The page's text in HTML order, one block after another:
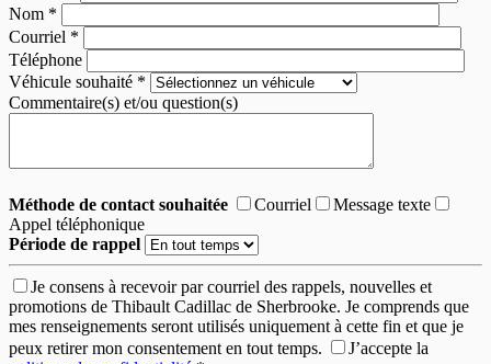
Nom *
Courriel *
Téléphone
Véhicule souhaité *
Commentaire(s) et/ou question(s)
Méthode de contact souhaitée Courriel
Message texte
Appel téléphonique
Période de rappel
Je consens à recevoir par courriel des rappels, nouvelles et
promotions de Thibault Cadillac de Sherbrooke. Je comprends que
mes renseignements seront utilisés uniquement à cette fin et que je
peux retirer mon consentement en tout temps.
J’accepte la